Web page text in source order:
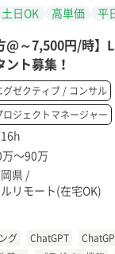
土日OK 高単価 平
@～7,500円/時】
ント募集！
グゼクティブ / コンサル
ロジェクトマネージャー
万〜90万
県 /
ルリモート(在宅OK)
グ ChatGPT